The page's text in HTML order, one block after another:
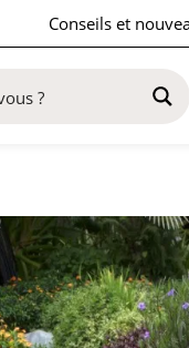
Conseils et